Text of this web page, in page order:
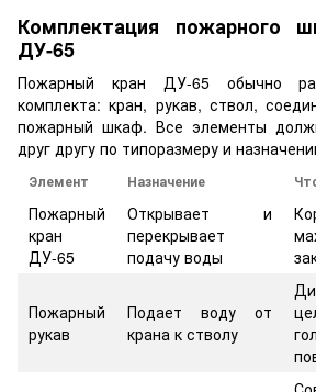
Комплектация пожарного
ДУ-65
Пожарный кран ДУ-65 обычно
комплекта: кран, рукав, ствол,
пожарный шкаф. Все элементы
друг другу по типоразмеру и
Элемент Назначение
Пожарный
кран
ДУ-65
Открывает и
перекрывает
подачу воды
Пожарный
рукав
Подает воду от
крана к стволу